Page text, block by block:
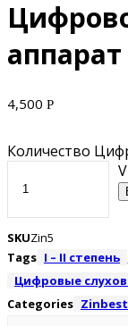
4,500 Р
Количество
SKUZin5
Tags I – II степень
Цифровые
Categories Zinbest